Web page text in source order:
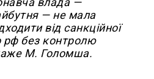
— не мала
від санкційної
рф без контролю
М. Голомша.